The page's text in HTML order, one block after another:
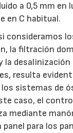
a 0,5 mm en
en C habitual.
consideramos
la filtración
la desalinización
resulta
los sistemas de
caso, el
mediante
para los